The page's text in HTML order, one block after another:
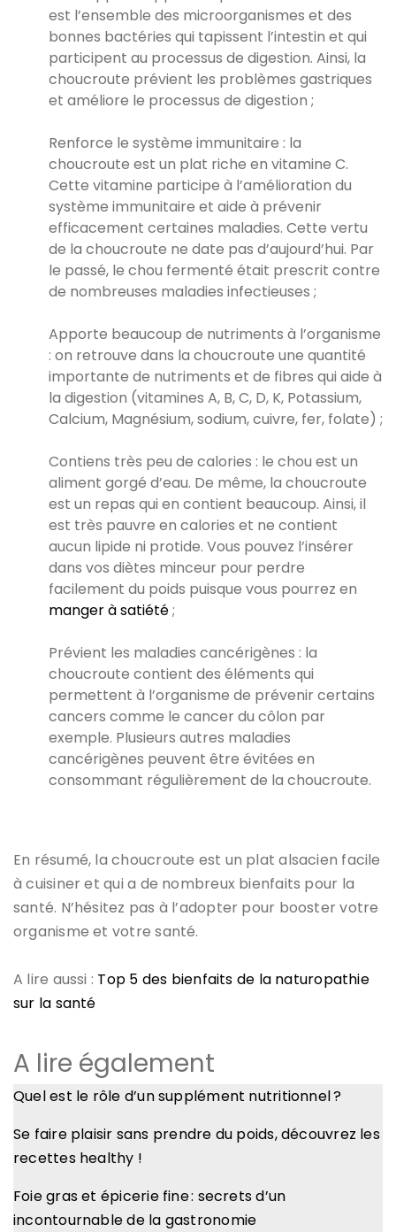
est l’ensemble des microorganismes et des
bonnes bactéries qui tapissent l’intestin et qui
participent au processus de digestion. Ainsi, la
choucroute prévient les problèmes gastriques
et améliore le processus de digestion ;
Renforce le système immunitaire : la
choucroute est un plat riche en vitamine C.
Cette vitamine participe à l’amélioration du
système immunitaire et aide à prévenir
efficacement certaines maladies. Cette vertu
de la choucroute ne date pas d’aujourd’hui. Par
le passé, le chou fermenté était prescrit contre
de nombreuses maladies infectieuses ;
Apporte beaucoup de nutriments à l’organisme
: on retrouve dans la choucroute une quantité
importante de nutriments et de fibres qui aide à
la digestion (vitamines A, B, C, D, K, Potassium,
Calcium, Magnésium, sodium, cuivre, fer, folate) ;
Contiens très peu de calories : le chou est un
aliment gorgé d’eau. De même, la choucroute
est un repas qui en contient beaucoup. Ainsi, il
est très pauvre en calories et ne contient
aucun lipide ni protide. Vous pouvez l’insérer
dans vos diètes minceur pour perdre
facilement du poids puisque vous pourrez en
manger à satiété;
Prévient les maladies cancérigènes : la
choucroute contient des éléments qui
permettent à l’organisme de prévenir certains
cancers comme le cancer du côlon par
exemple. Plusieurs autres maladies
cancérigènes peuvent être évitées en
consommant régulièrement de la choucroute.
En résumé, la choucroute est un plat alsacien facile
à cuisiner et qui a de nombreux bienfaits pour la
santé. N’hésitez pas à l’adopter pour booster votre
organisme et votre santé.
A lire aussi : Top 5 des bienfaits de la naturopathie
sur la santé
A lire également
Quel est le rôle d’un supplément nutritionnel ?
Se faire plaisir sans prendre du poids, découvrez les
recettes healthy !
Foie gras et épicerie fine : secrets d’un
incontournable de la gastronomie